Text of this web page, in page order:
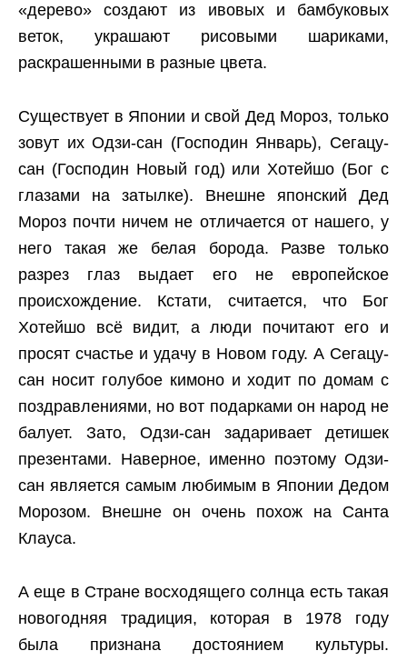
«дерево» создают из ивовых и бамбуковых
веток, украшают рисовыми шариками,
раскрашенными в разные цвета.
Существует в Японии и свой Дед Мороз, только
зовут их Одзи-сан (Господин Январь), Сегацу-
сан (Господин Новый год) или Хотейшо (Бог с
глазами на затылке). Внешне японский Дед
Мороз почти ничем не отличается от нашего, у
него такая же белая борода. Разве только
разрез глаз выдает его не европейское
происхождение. Кстати, считается, что Бог
Хотейшо всё видит, а люди почитают его и
просят счастье и удачу в Новом году. А Сегацу-
сан носит голубое кимоно и ходит по домам с
поздравлениями, но вот подарками он народ не
балует. Зато, Одзи-сан задаривает детишек
презентами. Наверное, именно поэтому Одзи-
сан является самым любимым в Японии Дедом
Морозом. Внешне он очень похож на Санта
Клауса.
А еще в Стране восходящего солнца есть такая
новогодняя традиция, которая в 1978 году
была признана достоянием культуры.